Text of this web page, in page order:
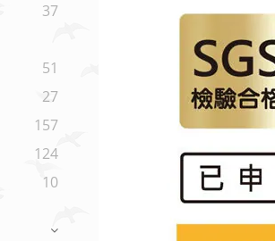
37
51
27
157
124
10